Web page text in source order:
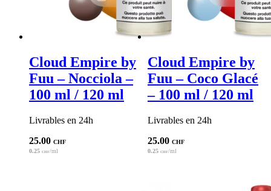
Cloud Empire by
Fuu – Nocciola –
100 ml / 120 ml
Livrables en 24h
25.00 CHF
0.25 CHF/ml
Cloud Empire by
Fuu – Coco Glacé
– 100 ml / 120 ml
Livrables en 24h
25.00 CHF
0.25 CHF/ml